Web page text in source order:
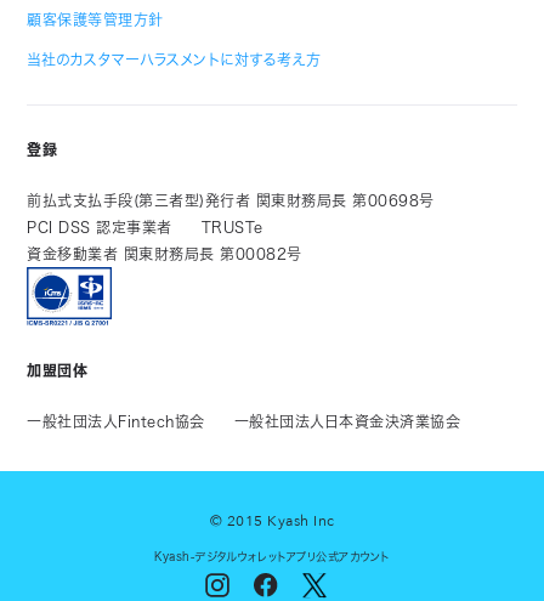
顧客保護等管理方針
当社のカスタマーハラスメントに対する考え方
登録
前払式支払手段(第三者型)発行者 関東財務局長 第00698号
PCI DSS 認定事業者
TRUSTe
資金移動業者 関東財務局長 第00082号
加盟団体
一般社団法人Fintech協会 一般社団法人日本資金決済業協会
© 2015 Kyash Inc
Kyash-デジタルウォレットアプリ公式アカウント